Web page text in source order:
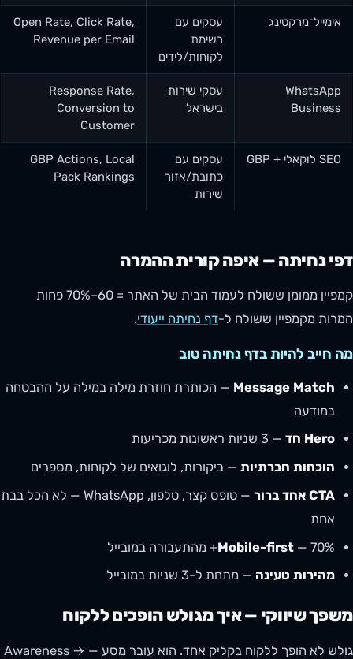
אימייל־מרקטינג
עסקים עם
רשימת
לקוחות/לידים
Open Rate, Click Rate,
Revenue per Email
WhatsApp
Business
עסקי שירות
בישראל
Response Rate,
Conversion to
Customer
SEO לוקאלי + GBP
עסקים עם
כתובת/אזור
שירות
GBP Actions, Local
Pack Rankings
דפי נחיתה — איפה קורית ההמרה
קמפיין ממומן ששולח לעמוד הבית של האתר = 60–70% פחות
המרות מקמפיין ששולח ל-דף נחיתה ייעודי.
מה חייב להיות בדף נחיתה טוב
Message Match — הכותרת חוזרת מילה במילה על ההבטחה
במודעה
Hero חד
— 3 שניות ראשונות מכריעות
הוכחות חברתיות — ביקורות, לוגואים של לקוחות, מספרים
CTA אחד ברור
— טופס קצר, טלפון, WhatsApp — לא הכל בבת
אחת
Mobile-first— 70%+ מהתעבורה במובייל
מהירות טעינה — מתחת ל-3 שניות במובייל
משפך שיווקי — איך מגולש הופכים ללקוח
גולש לא הופך ללקוח בקליק אחד. הוא עובר מסע — Awareness →